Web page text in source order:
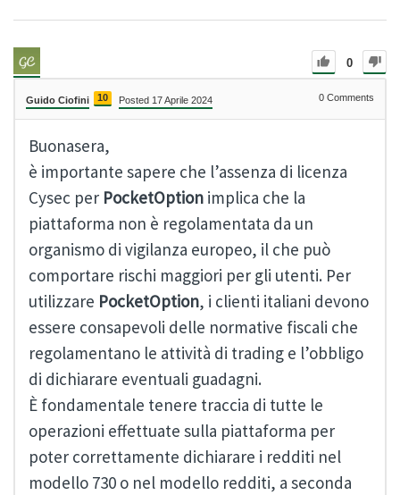
0
Guido Ciofini 10 Posted 17 Aprile 2024 0 Comments
Buonasera,
è importante sapere che l’assenza di licenza
Cysec per PocketOption implica che la
piattaforma non è regolamentata da un
organismo di vigilanza europeo, il che può
comportare rischi maggiori per gli utenti. Per
utilizzare PocketOption, i clienti italiani devono
essere consapevoli delle normative fiscali che
regolamentano le attività di trading e l’obbligo
di dichiarare eventuali guadagni.
È fondamentale tenere traccia di tutte le
operazioni effettuate sulla piattaforma per
poter correttamente dichiarare i redditi nel
modello 730 o nel modello redditi, a seconda